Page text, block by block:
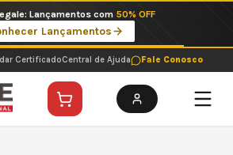
Lançamentos com 50% OFF
Lançamentos
CertificadoCentral de Ajuda Fale Conosco